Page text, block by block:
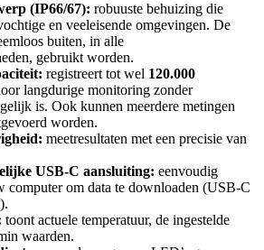
(IP66/67): robuuste behuizing die
en veeleisende omgevingen. De
buiten, in alle
gebruikt worden.
registreert tot wel 120.000
langdurige monitoring zonder
is. Ook kunnen meerdere metingen
worden.
meetresultaten met een precisie van
USB-C aansluiting: eenvoudig
computer om data te downloaden (USB-C
toont actuele temperatuur, de ingestelde
waarden.